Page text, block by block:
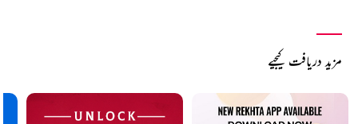
مزید دریافت کیجیے